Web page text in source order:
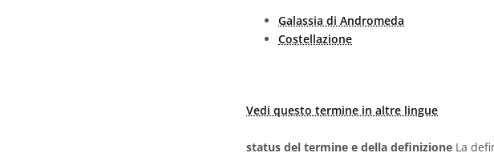
Galassia di Andromeda
Costellazione
Vedi questo termine in altre lingue
status del termine e della definizione La